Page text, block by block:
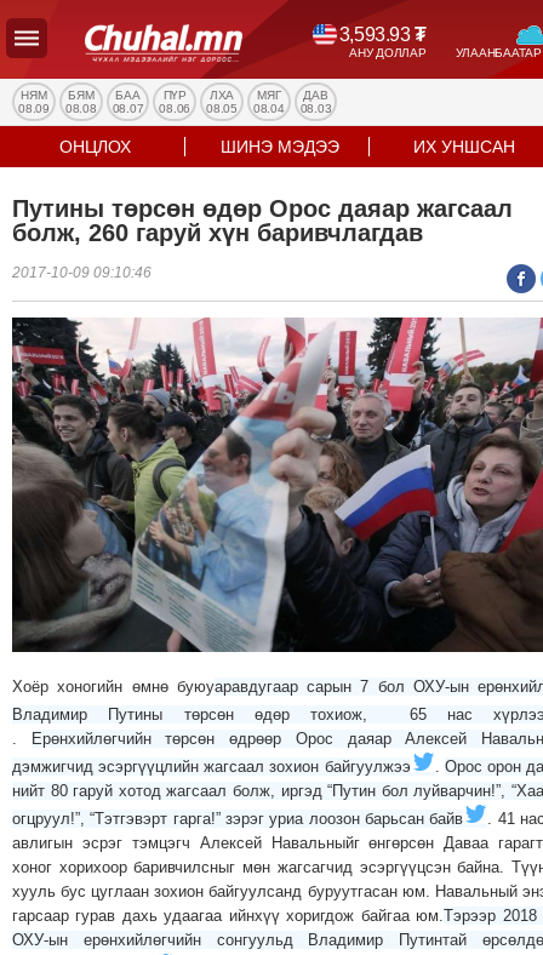
3,593.93₮
АНУ ДОЛЛАР
УЛС
ТӨР
НИЙГЭМ
ЭРҮҮЛ
СПОРТ
БОЛОВСРОЛ
ENTERTAINMENT
ДЭЛХИЙН
МЭДЭЭ
БИЗНЕС
МЭДЭЭ
МЭДЭХҮЙ
ТЕХНОЛОГИ
ЭРДЭНЭТ
ЭРГЭН
ТОЙРОНД
ЧУУЛГАНЫ
ЭРГЭН
ТОЙРОНД
ИЙН
ЭРГЭН
НЯМ
08.09
БЯМ
08.08
БАА
08.07
ПҮР
08.06
ЛХА
08.05
МЯГ
08.04
ДАВ
08.03
ОНЦЛОХ ШИНЭ МЭДЭЭ ИХ УНШСАН
Путины төрсөн өдөр Орос даяар жагсаал
болж, 260 гаруй хүн баривчлагдав
2017-10-09 09:10:46
Хоёр хоногийн өмнө буюуаравдугаар сарын 7 бол ОХУ-ын
Владимир Путины төрсөн өдөр тохиож, 65 нас
Ерөнхийлөгчийн төрсөн өдрөөр Орос даяар Алексей
дэмжигчид эсэргүүцлийн жагсаал зохион байгуулжээ
Орос орон
нийт 80 гаруй хотод жагсаал болж, иргэд “Путин бол луйварчин!”,
огцруул!”, “Тэтгэвэрт гарга!” зэрэг уриа лоозон барьсан байв
. 41
авлигын эсрэг тэмцэгч Алексей Навальныйг өнгөрсөн Даваа
хоног хорихоор баривчилсныг мөн жагсагчид эсэргүүцсэн байна.
хууль бус цуглаан зохион байгуулсанд буруутгасан юм. Навальный
гарсаар гурав дахь удаагаа ийнхүү хоригдож байгаа юм.Тэрээр 2018
ОХУ-ын ерөнхийлөгчийн сонгуульд Владимир Путинтай